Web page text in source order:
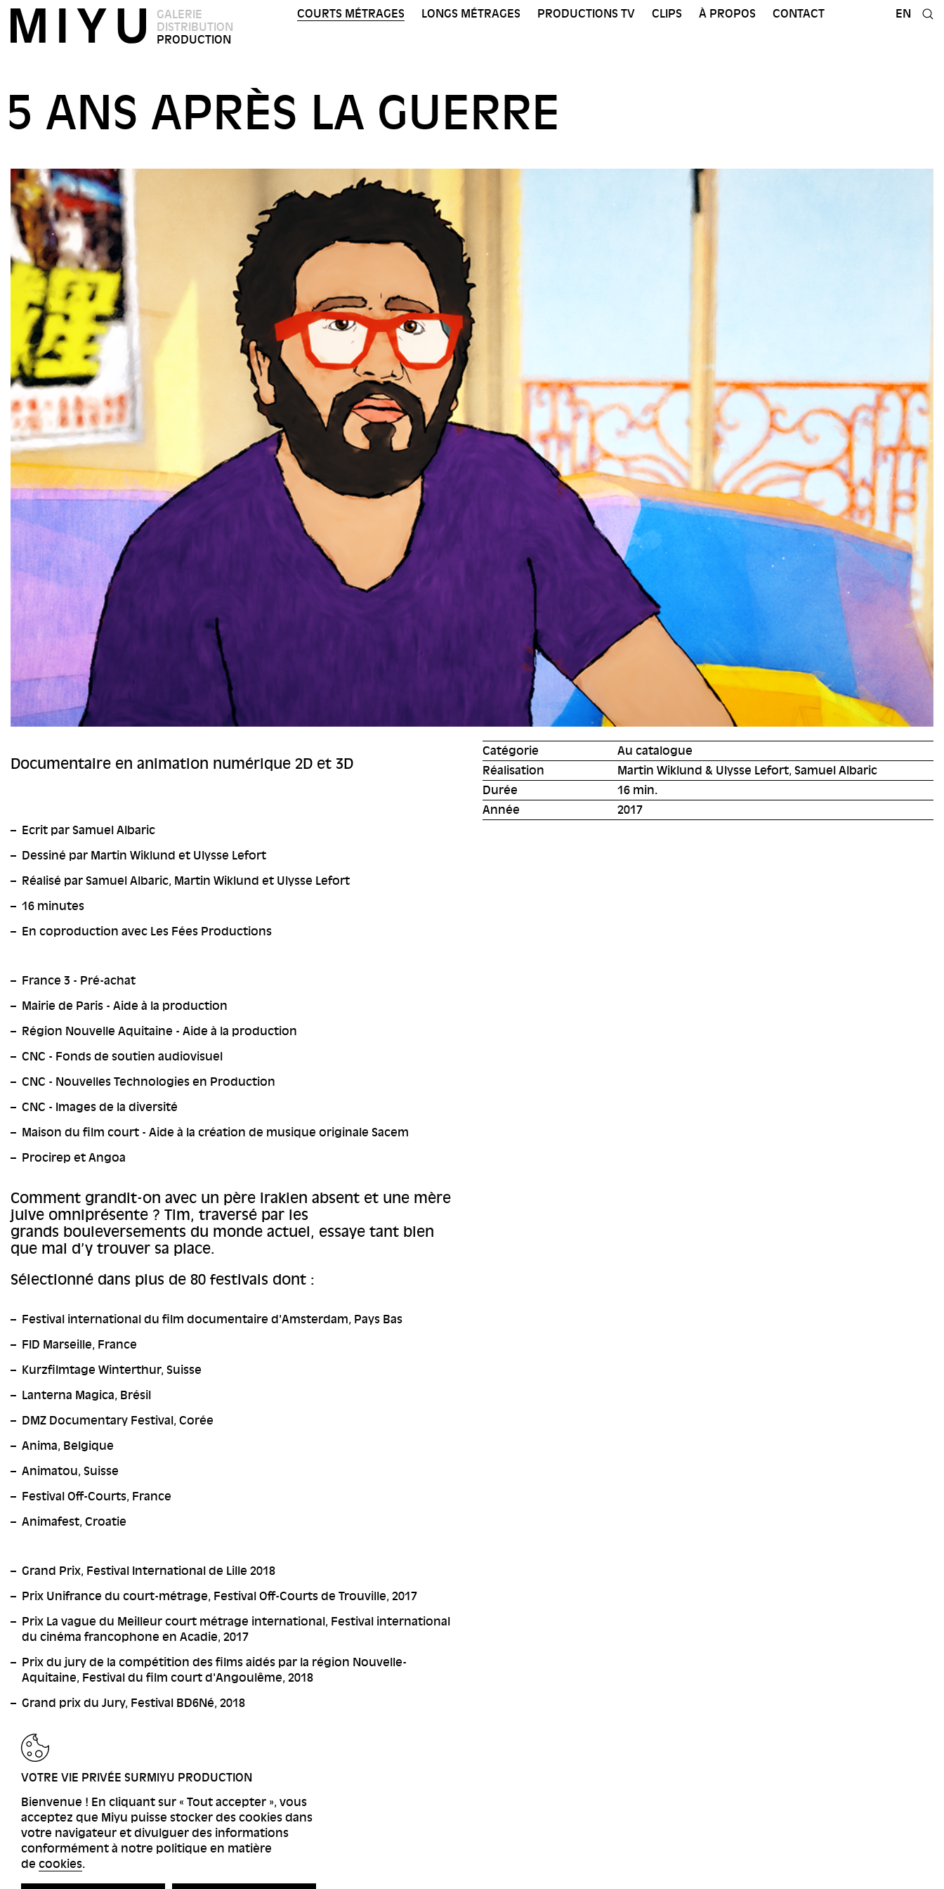
GALERIE
DISTRIBUTION
PRODUCTION
COURTS MÉTRAGES LONGS MÉTRAGES PRODUCTIONS TV CLIPS À PROPOS CONTACT EN
5 ANS APRÈS LA GUERRE
Documentaire en animation numérique 2D et 3D
Ecrit par Samuel Albaric
Dessiné par Martin Wiklund et Ulysse Lefort
Réalisé par Samuel Albaric, Martin Wiklund et Ulysse Lefort
16 minutes
En coproduction avec Les Fées Productions
France 3 - Pré-achat
Mairie de Paris - Aide à la production
Région Nouvelle Aquitaine - Aide à la production
CNC - Fonds de soutien audiovisuel
CNC - Nouvelles Technologies en Production
CNC - Images de la diversité
Maison du film court - Aide à la création de musique originale Sacem
Procirep et Angoa
Comment grandit-on avec un père irakien absent et une mère
juive omniprésente ? Tim, traversé par les
grands bouleversements du monde actuel, essaye tant bien
que mal d’y trouver sa place.
Sélectionné dans plus de 80 festivals dont :
Festival international du film documentaire d'Amsterdam, Pays Bas
FID Marseille, France
Kurzfilmtage Winterthur, Suisse
Lanterna Magica, Brésil
DMZ Documentary Festival, Corée
Anima, Belgique
Animatou, Suisse
Festival Off-Courts, France
Animafest, Croatie
Grand Prix, Festival International de Lille 2018
Prix Unifrance du court-métrage, Festival Off-Courts de Trouville, 2017
Prix La vague du Meilleur court métrage international, Festival international
du cinéma francophone en Acadie, 2017
Prix du jury de la compétition des films aidés par la région Nouvelle-
Aquitaine, Festival du film court d'Angoulême, 2018
Grand prix du Jury, Festival BD6Né, 2018
Catégorie
Au catalogue
Réalisation
Martin Wiklund & Ulysse Lefort, Samuel Albaric
Durée
16 min.
Année
2017
RETOUR
VOTRE VIE PRIVÉE SURMIYU PRODUCTION
Bienvenue ! En cliquant sur « Tout accepter », vous
acceptez que Miyu puisse stocker des cookies dans
votre navigateur et divulguer des informations
conformément à notre politique en matière
de cookies.